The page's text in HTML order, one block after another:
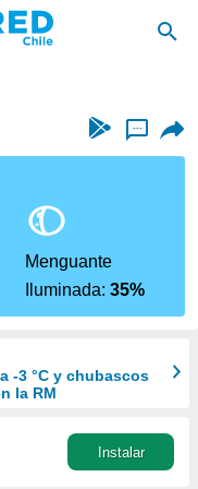
...
Menguante
Iluminada:35%
-3 °C y chubascos
la RM
Instalar